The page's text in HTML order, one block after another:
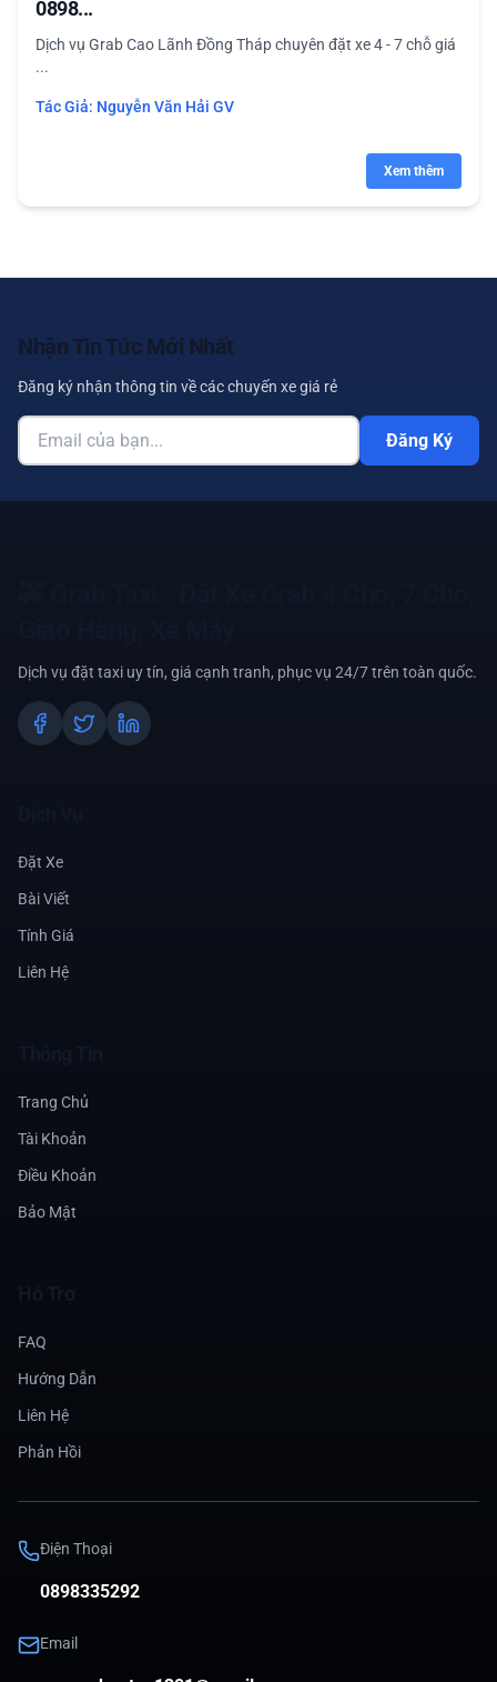
0898...
Dịch vụ Grab Cao Lãnh Đồng Tháp chuyên đặt xe 4 - 7 chỗ giá
...
Tác Giả: Nguyễn Văn Hải GV
Xem thêm
Nhận Tin Tức Mới Nhất
Đăng ký nhận thông tin về các chuyến xe giá rẻ
Đăng Ký
Dịch vụ đặt taxi uy tín, giá cạnh tranh, phục vụ 24/7 trên toàn quốc.
Đặt Xe
Bài Viết
Tính Giá
Liên Hệ
Trang Chủ
Tài Khoản
Điều Khoản
Bảo Mật
Hỗ Trợ
FAQ
Hướng Dẫn
Liên Hệ
Phản Hồi
Điện Thoại
0898335292
Email